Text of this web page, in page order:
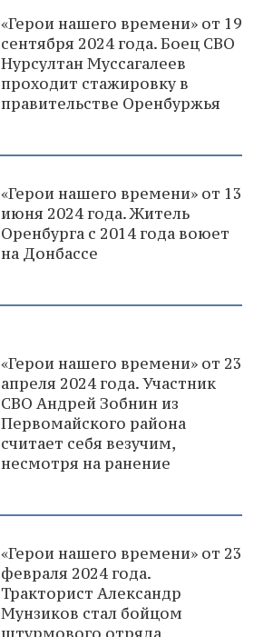
«Герои нашего времени» от 19
сентября 2024 года. Боец СВО
Нурсултан Муссагалеев
проходит стажировку в
правительстве Оренбуржья
«Герои нашего времени» от 13
июня 2024 года. Житель
Оренбурга с 2014 года воюет
на Донбассе
«Герои нашего времени» от 23
апреля 2024 года. Участник
СВО Андрей Зобнин из
Первомайского района
считает себя везучим,
несмотря на ранение
«Герои нашего времени» от 23
февраля 2024 года.
Тракторист Александр
Мунзиков стал бойцом